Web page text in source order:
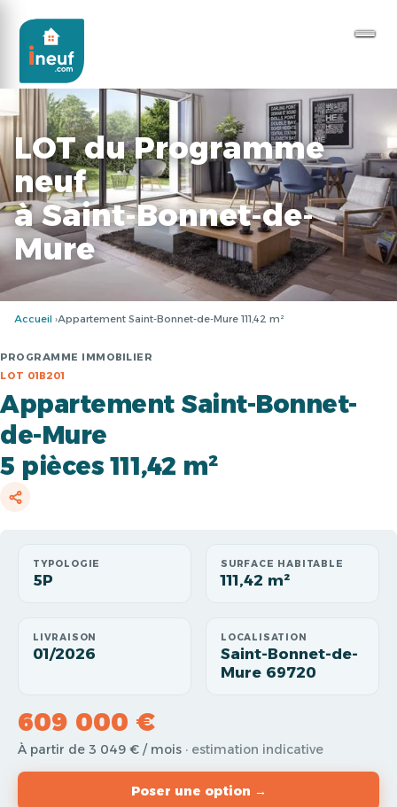
LOT du Programme
neuf
à Saint-Bonnet-de-
Mure
Accueil Appartement Saint-Bonnet-de-Mure 111,42 m²
PROGRAMME IMMOBILIER
LOT 01B201
Appartement Saint-Bonnet-
de-Mure
5 pièces 111,42 m²
TYPOLOGIE
5P
SURFACE HABITABLE
111,42 m²
LIVRAISON
01/2026
LOCALISATION
Saint-Bonnet-de-
Mure 69720
609 000 €
À partir de 3 049 € / mois · estimation indicative
Poser une option →